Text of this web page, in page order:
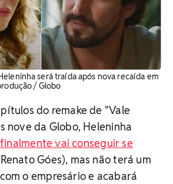
será traída após nova recaída em
/ Globo
do remake de "Vale
nove da Globo, Heleninha
finalmente vai conseguir se
Góes), mas não terá um
o empresário e acabará